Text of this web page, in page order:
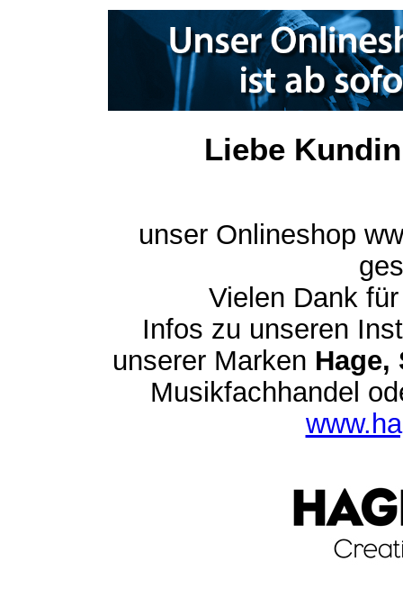
Liebe
unser Onlineshop
Vielen Dank
Infos zu unseren
unserer Marken Hage,
Musikfachhandel